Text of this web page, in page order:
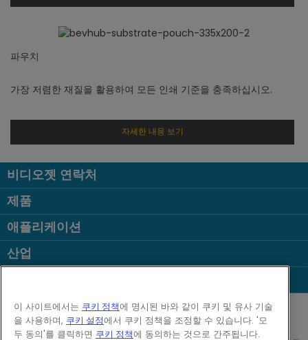
파우치
가장 저렴한 재질을 활용하여 모든 인쇄 기준을 충족하십시오.
자세한 내용 보기
비디오젯 연락처
제품
애플리케이션
산업
Follow us on:
이 사이트에서는 쿠키 정책에 명시된 바와 같이 쿠키 및 유사 기술
을 사용하며, 쿠키 설정에서 쿠키 정책을 조정할 수 있습니다. '모
두 동의'를 클릭하면 쿠키 정책에 동의하는 것으로 간주됩니다.